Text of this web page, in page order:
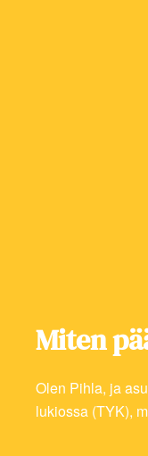
Miten
Olen Pihla, ja
lukiossa (TYK),